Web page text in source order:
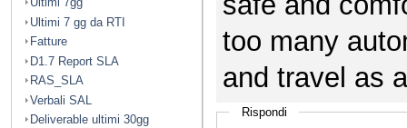
Ultimi 7 gg da RTI
Fatture
D1.7 Report SLA
RAS_SLA
Verbali SAL
Deliverable ultimi 30gg
too many
and travel as
Rispondi